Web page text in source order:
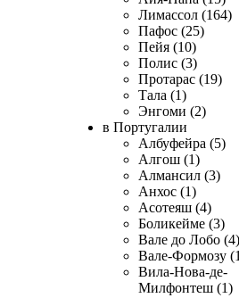
Лимассол (164)
Пафос (25)
Пейя (10)
Полис (3)
Протарас (19)
Тала (1)
Энгоми (2)
в Португалии
Албуфейра (5)
Алгош (1)
Алмансил (3)
Анхос (1)
Асотеяш (4)
Боликейме (3)
Вале до Лобо (4)
Вале-Формозу
Вила-Нова-де-
Милфонтеш (1)